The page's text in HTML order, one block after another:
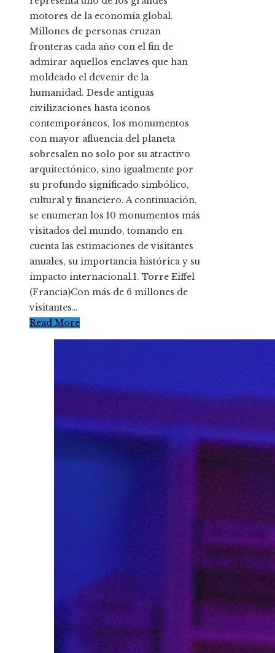
motores de la economía global.
Millones de personas cruzan
fronteras cada año con el fin de
admirar aquellos enclaves que han
moldeado el devenir de la
humanidad. Desde antiguas
civilizaciones hasta iconos
contemporáneos, los monumentos
con mayor afluencia del planeta
sobresalen no solo por su atractivo
arquitectónico, sino igualmente por
su profundo significado simbólico,
cultural y financiero. A continuación,
se enumeran los 10 monumentos más
visitados del mundo, tomando en
cuenta las estimaciones de visitantes
anuales, su importancia histórica y su
impacto internacional.1. Torre Eiffel
(Francia)Con más de 6 millones de
visitantes…
Read More